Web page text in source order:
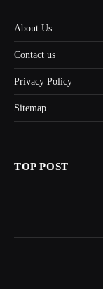
About Us
Contact us
Privacy Policy
Sitemap
TOP POST